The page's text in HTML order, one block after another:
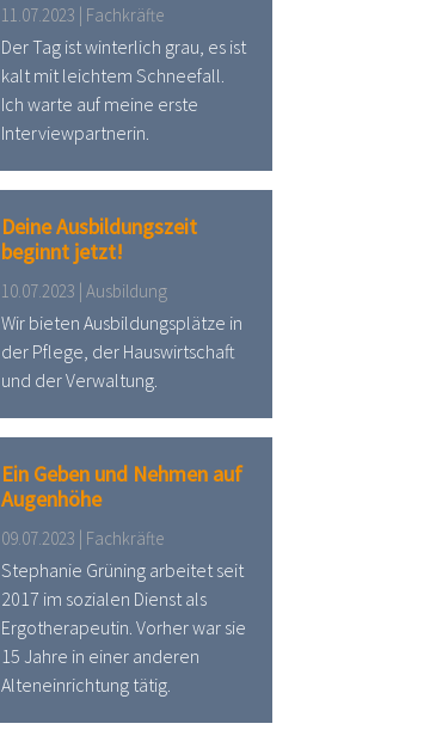
11.07.2023 | Fachkräfte
Der Tag ist winterlich grau, es ist
kalt mit leichtem Schneefall.
Ich warte auf meine erste
Interviewpartnerin.
Deine Ausbildungszeit
beginnt jetzt!
10.07.2023 | Ausbildung
Wir bieten Ausbildungsplätze in
der Pflege, der Hauswirtschaft
und der Verwaltung.
Ein Geben und Nehmen auf
Augenhöhe
09.07.2023 | Fachkräfte
Stephanie Grüning arbeitet seit
2017 im sozialen Dienst als
Ergotherapeutin. Vorher war sie
15 Jahre in einer anderen
Alteneinrichtung tätig.